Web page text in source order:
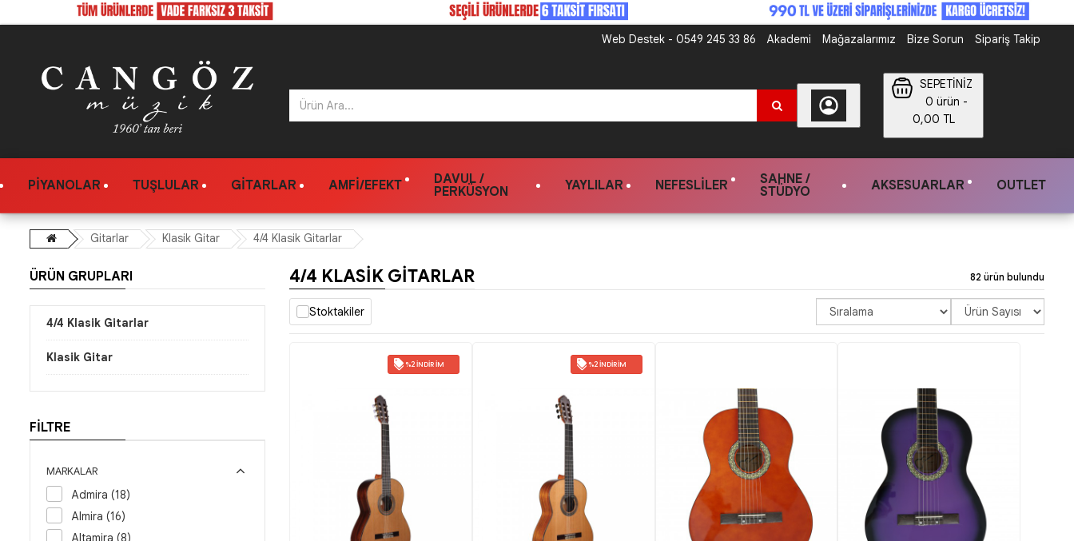
Web Destek - 0549 245 33 86 Akademi Mağazalarımız Bize Sorun Sipariş Takip
SEPETİNİZ
0 ürün -
0,00 TL
PIYANOLAR TUŞLULAR GITARLAR AMFI/EFEKT
DAVUL /
PERKÜSYON
YAYLILAR NEFESLILER
SAHNE /
STÜDYO
AKSESUARLAR OUTLET
Gitarlar Klasik Gitar 4/4 Klasik Gitarlar
ÜRÜN GRUPLARI
4/4 Klasik Gitarlar
Klasik Gitar
FİLTRE
MARKALAR
Admira (18)
Almira (16)
Altamira (8)
4/4 KLASIK GITARLAR 82 ürün bulundu
Stoktakiler
%2 İNDIRIM %2 İNDIRIM